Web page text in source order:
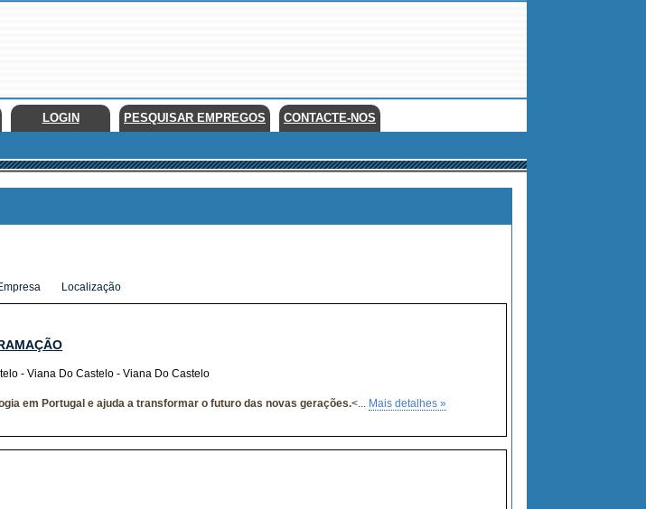
LOGIN PESQUISAR EMPREGOS CONTACTE-NOS
Localização
- Viana Do Castelo - Viana Do Castelo
em Portugal e ajuda a transformar o futuro das novas gerações.<... Mais detalhes »